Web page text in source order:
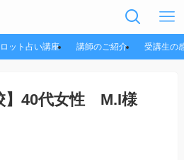
ット占い講座 講師のご紹介 受講生の
】40代女性 M.I様